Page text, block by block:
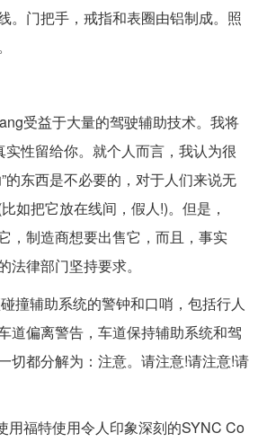
。门把手，戒指和表圈由铝制成。照
受益于大量的驾驶辅助技术。我将
实性留给你。就个人而言，我认为很
的东西是不必要的，对于人们来说无
如把它放在线间，假人!)。但是，
，制造商想要出售它，而且，事实
法律部门坚持要求。
撞辅助系统的警钟和口哨，包括行人
道偏离警告，车道保持辅助系统和驾
切都分解为：注意。请注意!请注意!请
用福特使用令人印象深刻的SYNC Co